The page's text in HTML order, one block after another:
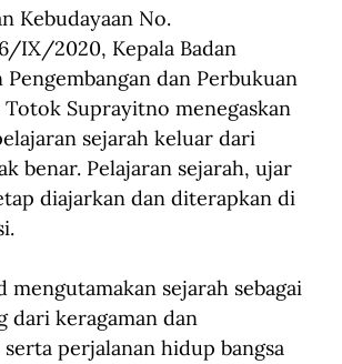
Kebudayaan No.
IX/2020, Kepala Badan
dan Perbukuan
Suprayitno menegaskan
sejarah keluar dari
benar. Pelajaran sejarah, ujar
diajarkan dan diterapkan di
mengutamakan sejarah sebagai
dari keragaman dan
perjalanan hidup bangsa